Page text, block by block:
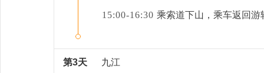
15:00-16:30 乘索道下山，乘车返回游
第3天 九江